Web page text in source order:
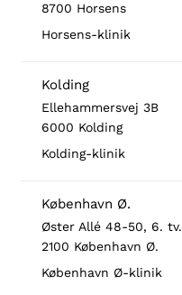
8700 Horsens
Horsens-klinik
Kolding
Ellehammersvej 3B
6000 Kolding
Kolding-klinik
København Ø.
Øster Allé 48-50, 6. tv.
2100 København Ø.
København Ø-klinik